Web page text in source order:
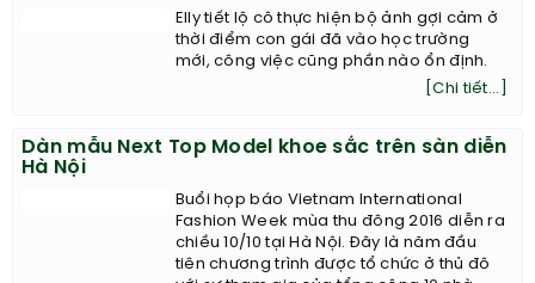
Elly tiết lộ cô thực hiện bộ ảnh gợi cảm ở
[Chi tiết...]
Dàn mẫu Next Top Model khoe sắc trên sàn diễn